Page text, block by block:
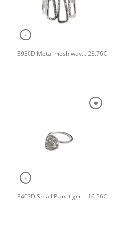
+
3930D Metal mesh wave χειροποίητο δαχτυλιδι Catherine bijoux Ασημί 23.76€
+
3403D Small Planet χειροποίητο δαχτυλιδι Catherine bijoux Ασημί 16.56€